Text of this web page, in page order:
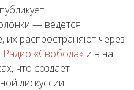
— ведется
их распространяют через
Радио «Свобода» и в на
что создает
дискуссии.